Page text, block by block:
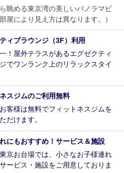
眺める東京湾の美しいパノラマビ
屋により見え方は異なります。）
ィブラウンジ（3F）利用
！屋外テラスがあるエグゼクティ
でワンランク上のリラックスタイ
スジムのご利用無料
客様は無料でフィットネスジムを
だけます。
にもおすすめ！サービス＆施設
京お台場では、小さなお子様連れ
ービス・施設をご用意しておりま